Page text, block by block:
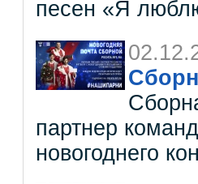
песен «Я
партнер
новогоднего